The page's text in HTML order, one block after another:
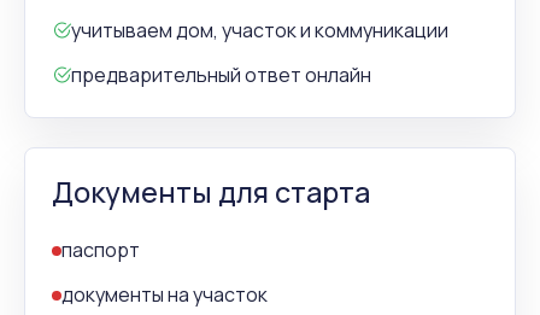
учитываем дом, участок и коммуникации
предварительный ответ онлайн
Документы для старта
паспорт
документы на участок